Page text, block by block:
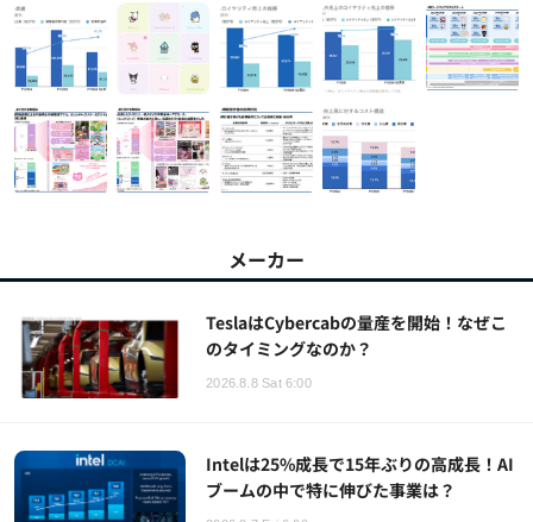
メーカー
TeslaはCybercabの量産を開始！なぜこ
のタイミングなのか？
2026.8.8 Sat 6:00
Intelは25%成長で15年ぶりの高成長！AI
ブームの中で特に伸びた事業は？